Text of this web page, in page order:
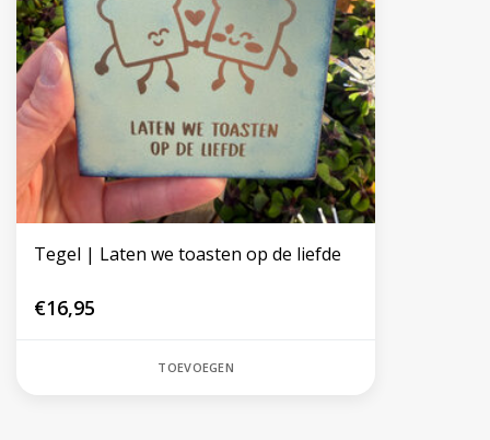
Tegel | Laten we toasten op de liefde
€16,95
TOEVOEGEN